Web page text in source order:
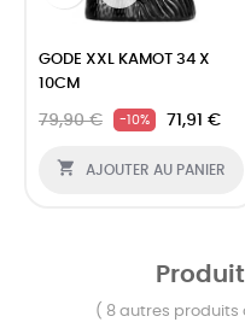
GODE XXL KAMOT 34 X
10CM
79,90 € -10% 71,91 €
 AJOUTER AU PANIER
( 8 autres produits